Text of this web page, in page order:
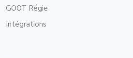
GOOT Régie
Intégrations